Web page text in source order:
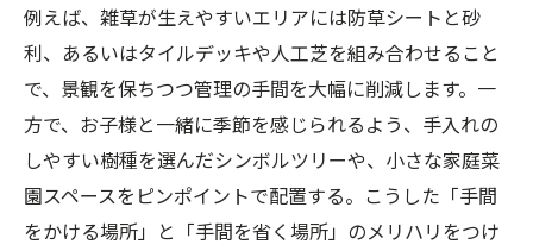
例えば、雑草が生えやすいエリアには防草シートと砂
利、あるいはタイルデッキや人工芝を組み合わせること
で、景観を保ちつつ管理の手間を大幅に削減します。一
方で、お子様と一緒に季節を感じられるよう、手入れの
しやすい樹種を選んだシンボルツリーや、小さな家庭菜
園スペースをピンポイントで配置する。こうした「手間
をかける場所」と「手間を省く場所」のメリハリをつけ